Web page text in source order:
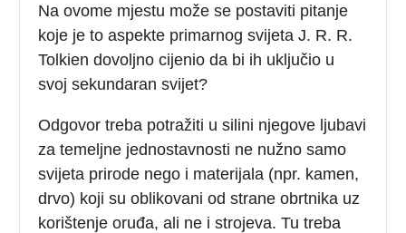
Na ovome mjestu može se postaviti pitanje
koje je to aspekte primarnog svijeta J. R. R.
Tolkien dovoljno cijenio da bi ih uključio u
svoj sekundaran svijet?
Odgovor treba potražiti u silini njegove ljubavi
za temeljne jednostavnosti ne nužno samo
svijeta prirode nego i materijala (npr. kamen,
drvo) koji su oblikovani od strane obrtnika uz
korištenje oruđa, ali ne i strojeva. Tu treba